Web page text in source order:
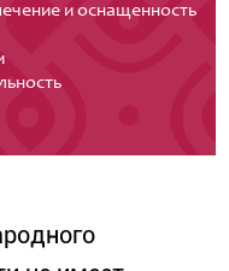
и оснащенность